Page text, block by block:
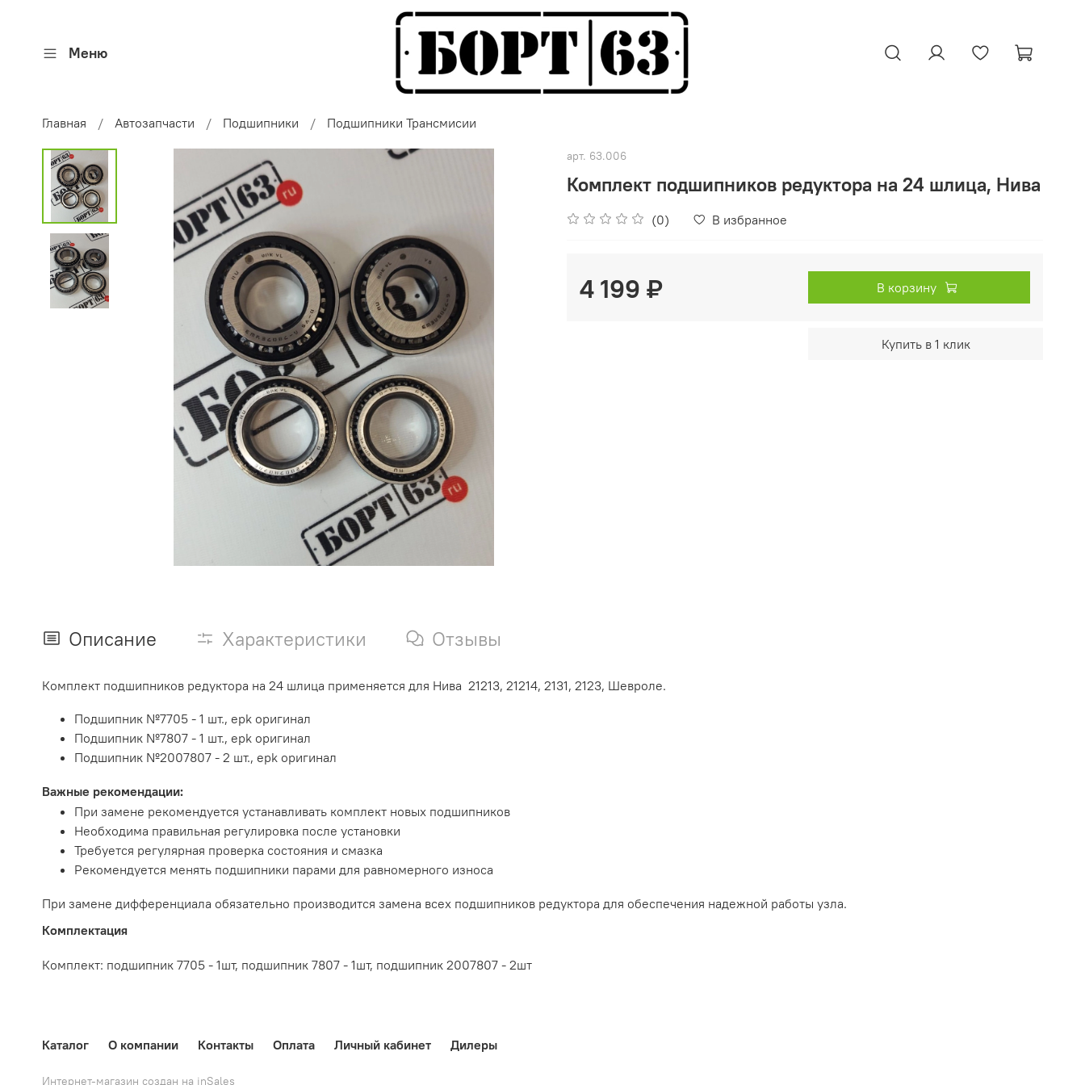
Меню
Главная Автозапчасти Подшипники Подшипники Трансмисии
арт. 63.006
Комплект подшипников редуктора на 24 шлица, Нива
(0) В избранное
4 199 ₽ В корзину
Купить в 1 клик
Описание Характеристики Отзывы
Комплект подшипников редуктора на 24 шлица применяется для Нива 21213, 21214, 2131, 2123, Шевроле.
Подшипник №7705 - 1 шт., epk оригинал
Подшипник №7807 - 1 шт., epk оригинал
Подшипник №2007807 - 2 шт., epk оригинал
Важные рекомендации:
При замене рекомендуется устанавливать комплект новых подшипников
Необходима правильная регулировка после установки
Требуется регулярная проверка состояния и смазка
Рекомендуется менять подшипники парами для равномерного износа
При замене дифференциала обязательно производится замена всех подшипников редуктора для обеспечения надежной работы узла.
Комплектация
Комплект: подшипник 7705 - 1шт, подшипник 7807 - 1шт, подшипник 2007807 - 2шт
Каталог О компании Контакты Оплата Личный кабинет Дилеры
Интернет-магазин создан на inSales